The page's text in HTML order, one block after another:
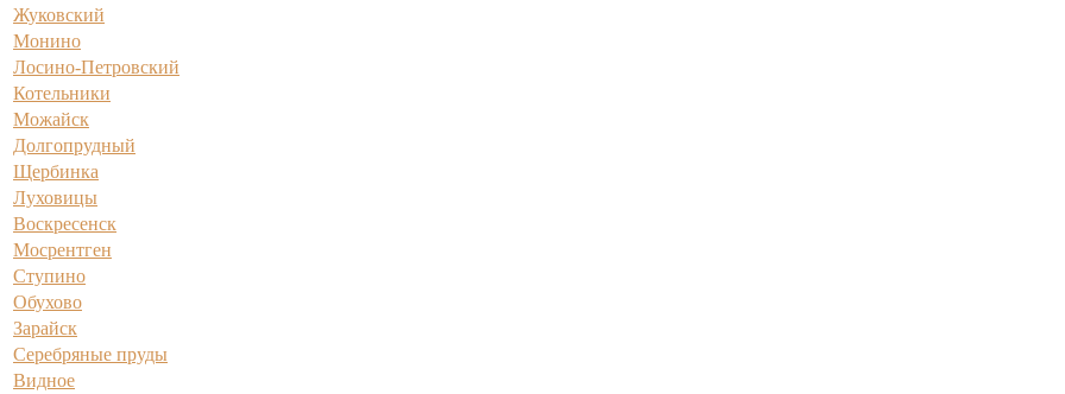
Жуковский
Монино
Лосино-Петровский
Котельники
Можайск
Долгопрудный
Щербинка
Луховицы
Воскресенск
Мосрентген
Ступино
Обухово
Зарайск
Серебряные пруды
Видное